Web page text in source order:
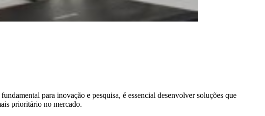
para inovação e pesquisa, é essencial desenvolver soluções que
prioritário no mercado.